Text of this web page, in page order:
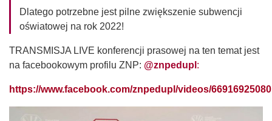
Dlatego potrzebne jest pilne zwiększenie subwencji
oświatowej na rok 2022!
TRANSMISJA LIVE konferencji prasowej na ten temat jest
na facebookowym profilu ZNP: @znpedupl :
https://www.facebook.com/znpedupl/videos/